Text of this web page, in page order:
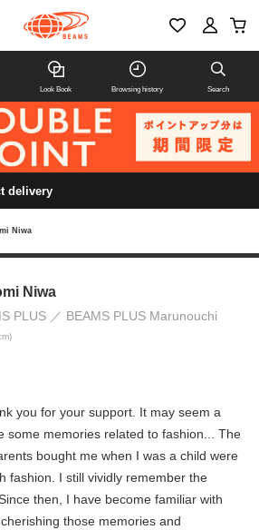
Look Book Browsing history Search
delivery
Niwa
Niwa
PLUS BEAMS PLUS Marunouchi
you for your support. It may seem a
some memories related to fashion... The
bought me when I was a child were
fashion. I still vividly remember the
then, I have become familiar with
those memories and